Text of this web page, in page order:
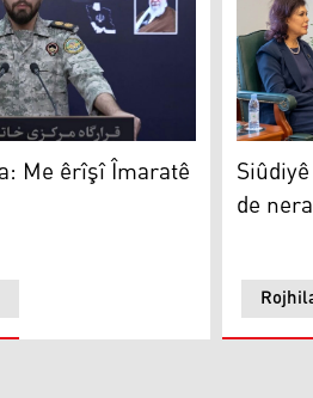
Me êrîşî Îmaratê Siûdiyê
de